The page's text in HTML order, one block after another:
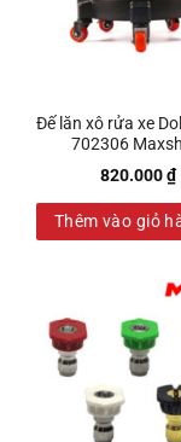
Đế lăn xô rửa xe
702306
820.000₫
Thêm vào giỏ